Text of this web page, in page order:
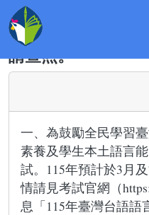
::: 最新消息
台語語言能力認證
請查照。
一、為鼓勵全民學習
素養及學生本土語言
試。115年預計於3月
情請見考試官網（
息「115年臺灣台語語